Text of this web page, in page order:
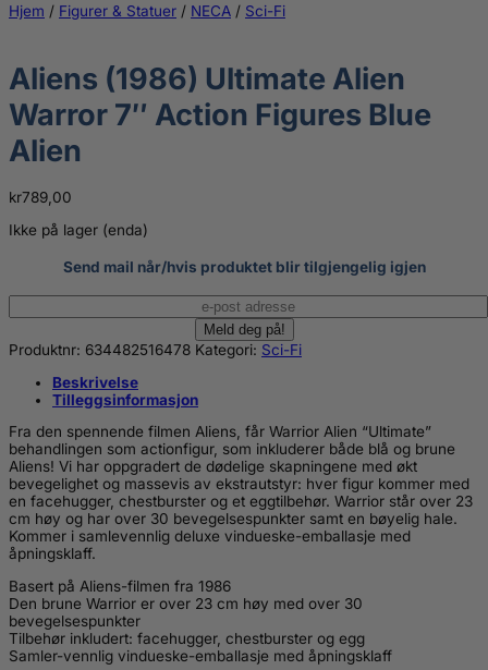
Hjem / Figurer & Statuer / NECA / Sci-Fi
Aliens (1986) Ultimate Alien
Warror 7″ Action Figures Blue
Alien
kr789,00
Ikke på lager (enda)
Send mail når/hvis produktet blir tilgjengelig igjen
Produktnr: 634482516478 Kategori: Sci-Fi
Beskrivelse
Tilleggsinformasjon
Fra den spennende filmen Aliens, får Warrior Alien “Ultimate”
behandlingen som actionfigur, som inkluderer både blå og brune
Aliens! Vi har oppgradert de dødelige skapningene med økt
bevegelighet og massevis av ekstrautstyr: hver figur kommer med
en facehugger, chestburster og et eggtilbehør. Warrior står over 23
cm høy og har over 30 bevegelsespunkter samt en bøyelig hale.
Kommer i samlevennlig deluxe vindueske-emballasje med
åpningsklaff.
Basert på Aliens-filmen fra 1986
Den brune Warrior er over 23 cm høy med over 30
bevegelsespunkter
Tilbehør inkludert: facehugger, chestburster og egg
Samler-vennlig vindueske-emballasje med åpningsklaff